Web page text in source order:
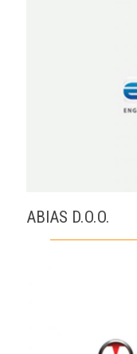
ABIAS D.O.O.